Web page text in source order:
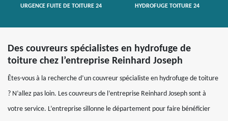
URGENCE FUITE DE TOITURE 24 HYDROFUGE TOITURE 24
Des couvreurs spécialistes en hydrofuge de
toiture chez l’entreprise Reinhard Joseph
Êtes-vous à la recherche d’un couvreur spécialiste en hydrofuge de toiture
? N’allez pas loin. Les couvreurs de l’entreprise Reinhard Joseph sont à
votre service. L’entreprise sillonne le département pour faire bénéficier